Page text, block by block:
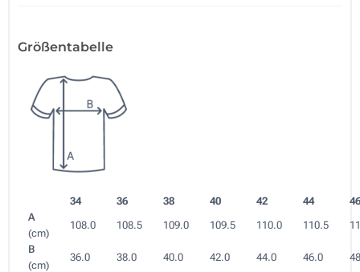
Größentabelle
34 36 38 40 42 44
46
A
(cm)
108.0 108.5 109.0 109.5 110.0 110.5
B
(cm)
36.0 38.0 40.0 42.0 44.0 46.0